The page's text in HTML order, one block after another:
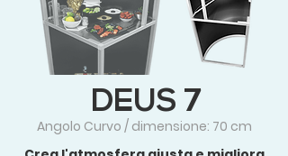
DEUS 7
Angolo Curvo / dimensione: 70 cm